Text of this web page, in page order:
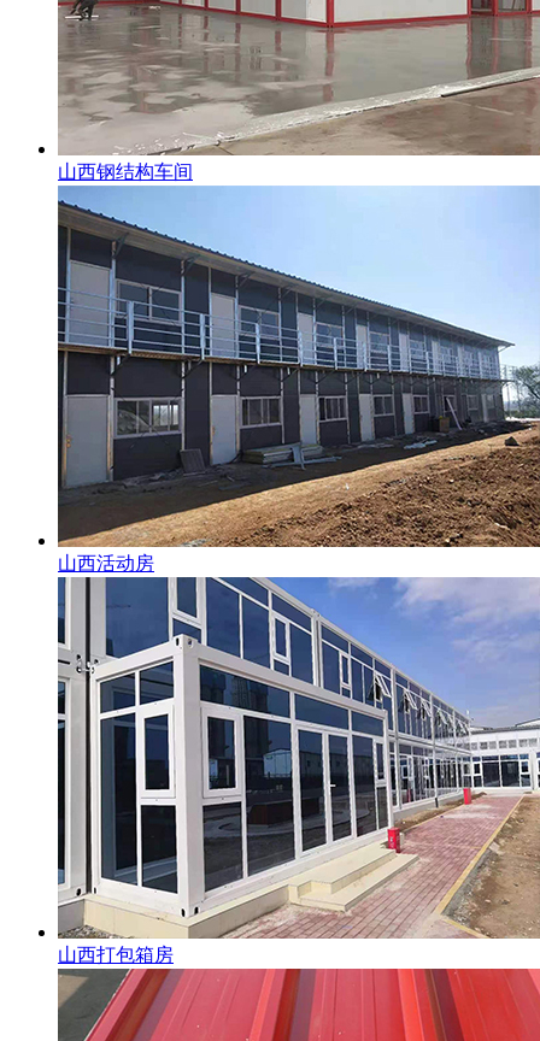
山西钢结构车间
山西活动房
山西打包箱房